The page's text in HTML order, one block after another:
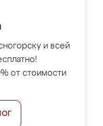
и всей
от стоимости